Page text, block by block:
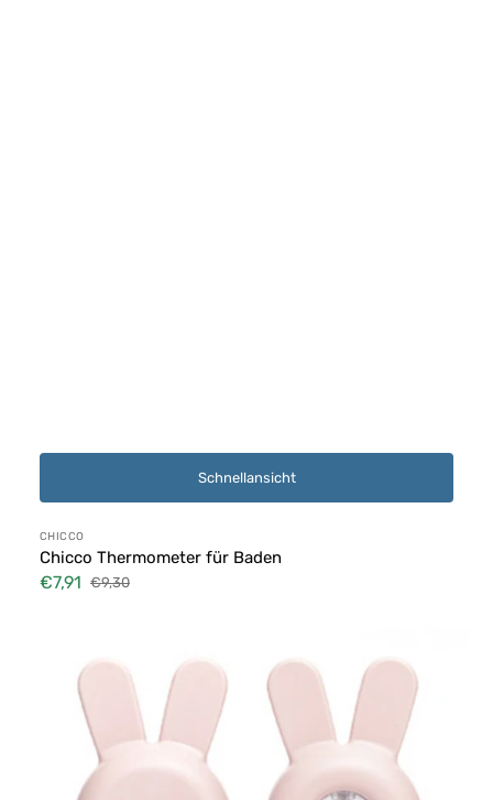
Schnellansicht
Anbieter:
CHICCO
Chicco Thermometer für Baden
Verkaufspreis
€7,91
Normaler
€9,30